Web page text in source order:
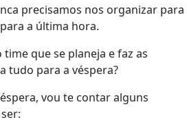
precisamos nos organizar para
a última hora.
time que se planeja e faz as
tudo para a véspera?
vou te contar alguns